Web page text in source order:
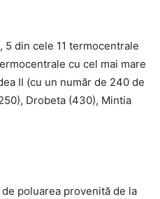
5 din cele 11 termocentrale
cu cel mai mare
II (cu un număr de 240 de
Drobeta (430), Mintia
poluarea provenită de la